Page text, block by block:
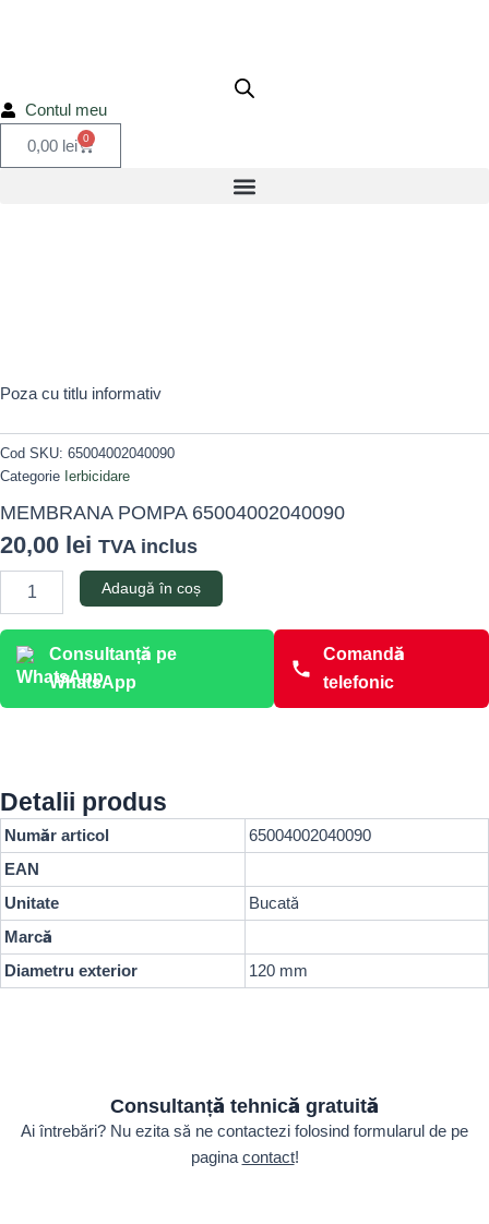
Contul meu
0,00 lei 0
Cart
Poza cu titlu informativ
Cod SKU: 65004002040090
Categorie Ierbicidare
MEMBRANA POMPA 65004002040090
20,00 lei TVA inclus
MEMBRANA
65004002040090
Adaugă în coș
Consultanță pe
WhatsApp
Comandă
telefonic
Detalii produs
Număr articol
65004002040090
EAN
Unitate
Bucată
Marcă
Diametru exterior
120 mm
Consultanță tehnică gratuită
Ai întrebări? Nu ezita să ne contactezi folosind formularul de pe
pagina contact!